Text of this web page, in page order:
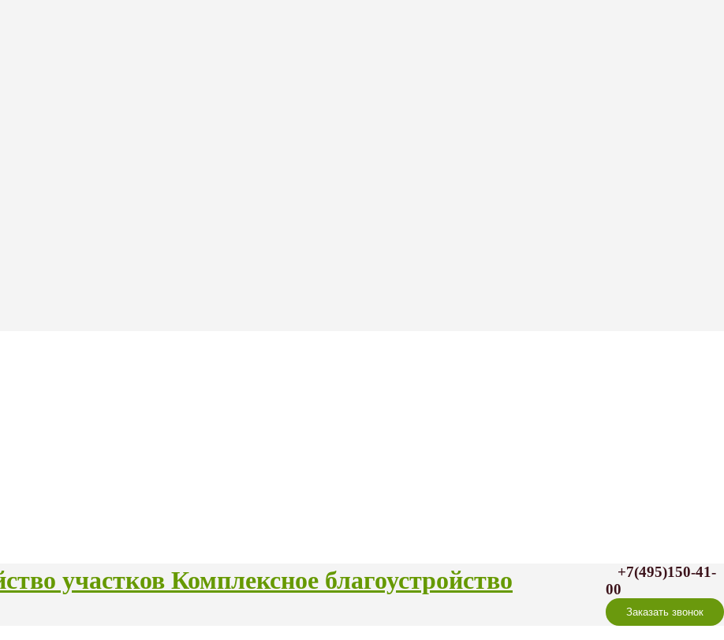
Комплексное благоустройство
+7(495)150-41-
00
Заказать звонок